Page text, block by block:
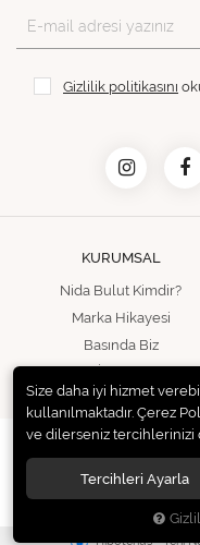
Gizlilik politikasını
KURUMSAL
Nida Bulut Kimdir?
Marka Hikayesi
Basında Biz
Hipotenüs Yeni
Size daha iyi hizmet
kullanılmaktadır. Çerez
ve dilerseniz tercihlerinizi
Tercihleri Ayarla